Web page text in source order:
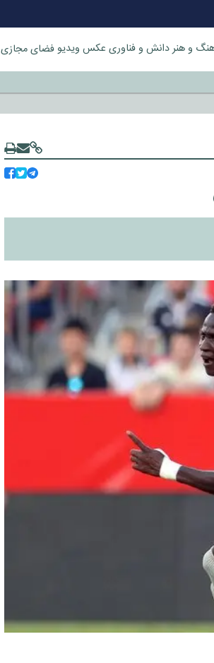
و هنردانش و فناوری عکس ویدیوفضای مجازی